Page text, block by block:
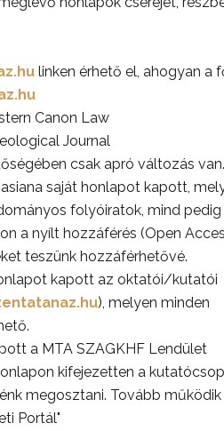
linken érhető el, ahogyan a
Canon Law
Journal
csak apró változás van.
saját honlapot kapott,
folyóiratok, mind pedig
a nyílt hozzáférés (Open
teszünk hozzáférhetővé.
kapott az oktatói/kutatói
), melyen minden
a MTA SZAGKHF Lendület
kifejezetten a
megosztani. Tovább működik
Portál"